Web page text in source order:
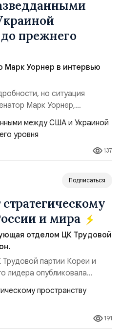
прежнего
Марк Уорнер в интервью
но ситуация
Марк Уорнер,
комитета по разведке,
Украиной беспилотников и
ей наносить
территории и укрепило её
со стороны США стало
137
Подписаться
и мира
отделом ЦК Трудовой
партии Кореи и
лидера опубликовала
на проведение Токио
крылатых ракет
обманчивую видимость
страны“ и выносит
191